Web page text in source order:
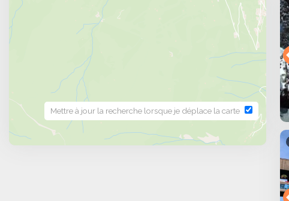
Comment réserver au mieux un séjour ski tout
Blanc ?
Il est conseillé de réserver plusieurs mois à
hébergements et des services inclus. Vérifiez les
privilégiez celles qui offrent une certaine flexibilité.
serein et parfaitement organisé.
Mettre à jour la recherche lorsque je déplace la carte